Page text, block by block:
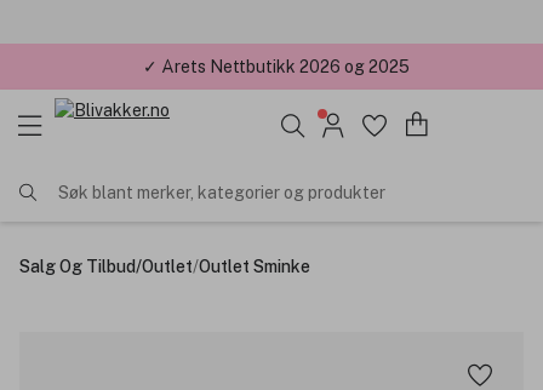
✓ Minimumsbeløp 299kr,-
Søk blant merker, kategorier og produkter
Salg Og Tilbud/Outlet/Outlet Sminke